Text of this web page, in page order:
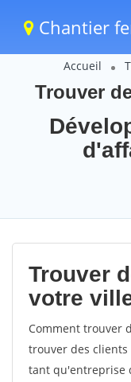
Chantier
Accueil
Trouver
Trouver
votre
Comment trouver
trouver des clients
tant qu'entreprise